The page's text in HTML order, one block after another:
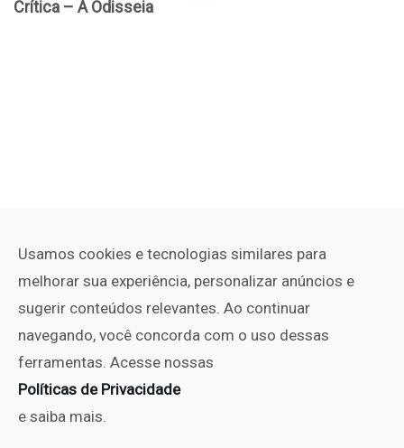
Usamos cookies e tecnologias similares para
melhorar sua experiência, personalizar anúncios e
sugerir conteúdos relevantes. Ao continuar
navegando, você concorda com o uso dessas
ferramentas. Acesse nossas
Políticas de Privacidade
e saiba mais.